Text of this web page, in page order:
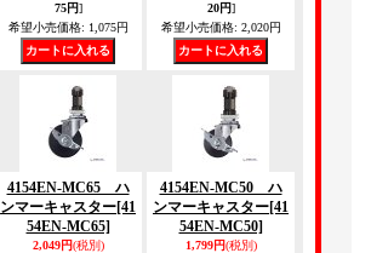
75円]
希望小売価格: 1,075円
20円]
希望小売価格: 2,020円
4154EN-MC65 ハ
ンマーキャスター[41
54EN-MC65]
2,049円(税別)
4154EN-MC50 ハ
ンマーキャスター[41
54EN-MC50]
1,799円(税別)